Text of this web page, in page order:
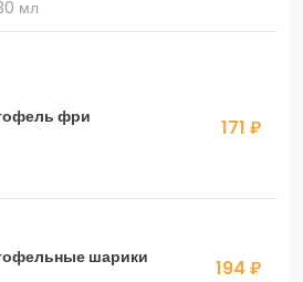
мл
фри
171 ₽
шарики
194 ₽